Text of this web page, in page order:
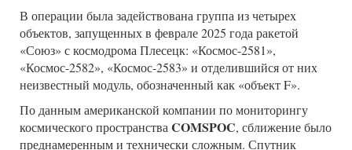
В операции была задействована группа из четырех
объектов, запущенных в феврале 2025 года ракетой
«Союз» с космодрома Плесецк: «Космос-2581»,
«Космос-2582», «Космос-2583» и отделившийся от них
неизвестный модуль, обозначенный как «объект F».
По данным американской компании по мониторингу
космического пространства COMSPOC, сближение было
преднамеренным и технически сложным. Спутник